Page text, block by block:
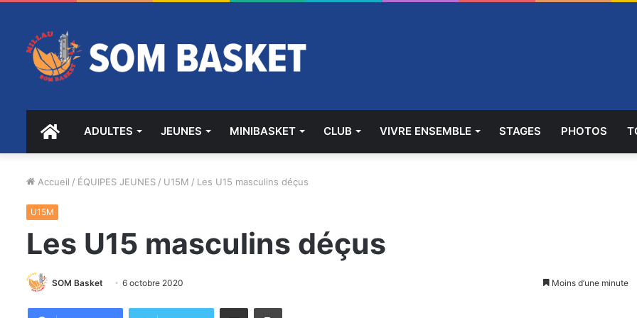
ACCUEIL
ADULTES JEUNES MINIBASKET CLUB VIVRE ENSEMBLE STAGES PHOTOS
Accueil / ÉQUIPES JEUNES / U15M / Les U15 masculins déçus
U15M
Les U15 masculins déçus
SOM Basket 6 octobre 2020 Moins d’une minute